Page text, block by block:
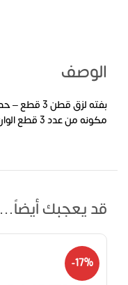
الوصف
بفته لزق قطن 3 قطع – حديث ولاده – بناتي
مكونه من عدد 3 قطع الوان ساده
قد يعجبك أيضاً…
-17%